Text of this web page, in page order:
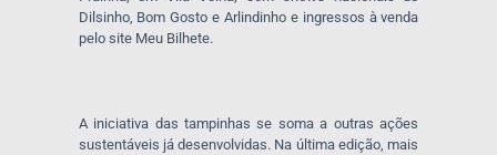
Dilsinho, Bom Gosto e Arlindinho e ingressos à venda
pelo site Meu Bilhete.
A iniciativa das tampinhas se soma a outras ações
sustentáveis já desenvolvidas. Na última edição, mais